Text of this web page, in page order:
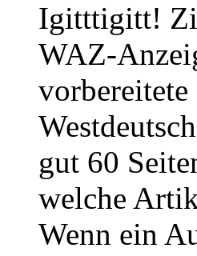
Igitttigitt!
WAZ-
gut 60
welche
Wenn ein